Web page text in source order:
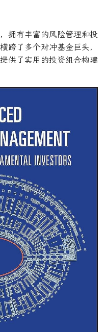
经济理论与政策
风险与波动
其他概念
头寸管理
分析工具
历史人物
量化交易竞赛
算中的应用
渤海多因子
建股票研究框架
DeepSeek 一家用实力"做
如何利用LLM自动获取量
资策略
TradeMaster强化学习
GPT如何影响量化金融
拥有丰富的风险管理和投
跨了多个对冲基金巨头，
供了实用的投资组合构建